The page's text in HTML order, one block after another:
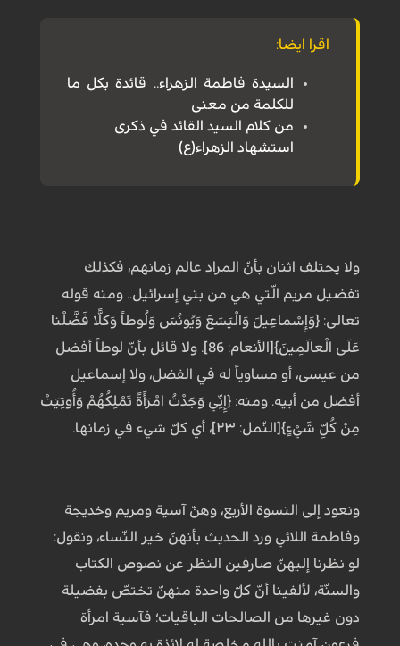
اقرا ايضا:
السيدة فاطمة الزهراء.. قائدة بكل ما
للكلمة من معنى
من كلام السيد القائد في ذكرى
استشهاد الزهراء(ع)
ولا يختلف اثنان بأنّ المراد عالم زمانهم، فكذلك
تفضيل مريم الّتي هي من بني إسرائيل.. ومنه قوله
تعالى: {وَإِسْماعِيلَ وَالْيَسَعَ وَيُونُسَ وَلُوطاً وَكلًّا فَضَّلْنا
عَلَى الْعالَمِينَ}[الأنعام: 86]. ولا قائل بأنّ لوطاً أفضل
من عيسى، أو مساوياً له في الفضل، ولا إسماعيل
أفضل من أبيه. ومنه: {إِنِّي وَجَدْتُ امْرَأَةً تَمْلِكُهُمْ وَأُوتِيَتْ
مِنْ كُلِّ شَيْءٍ}[النّمل: ٢٣]، أي كلّ شيء في زمانها.
ونعود إلى النسوة الأربع، وهنّ آسية ومريم وخديجة
وفاطمة اللائي ورد الحديث بأنهنّ خير النّساء، ونقول:
لو نظرنا إليهنّ صارفين النظر عن نصوص الكتاب
والسنّة، لألفينا أنّ كلّ واحدة منهنّ تختصّ بفضيلة
دون غيرها من الصالحات الباقيات؛ فآسية امرأة